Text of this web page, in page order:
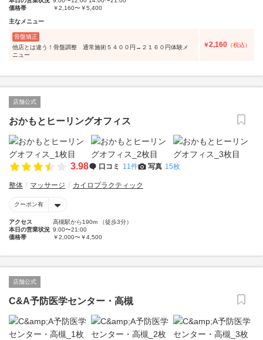
価格帯
￥2,160〜￥5,400
主なメニュー
骨盤矯正
他店とは違う！骨盤調整 通常施術５４００円→２１６０円体験メ
ニュー
￥2,160 （税込）
店舗公式
おかもとヒーリングオフィス
3.98 口コミ 11件 写真 15枚
整体 マッサージ カイロプラクティック
クーポン有
アクセス
高槻駅から190m （徒歩3分）
本日の営業状況 9:00〜21:00
価格帯
￥2,000〜￥4,500
店舗公式
C&A予防医学センター・高槻